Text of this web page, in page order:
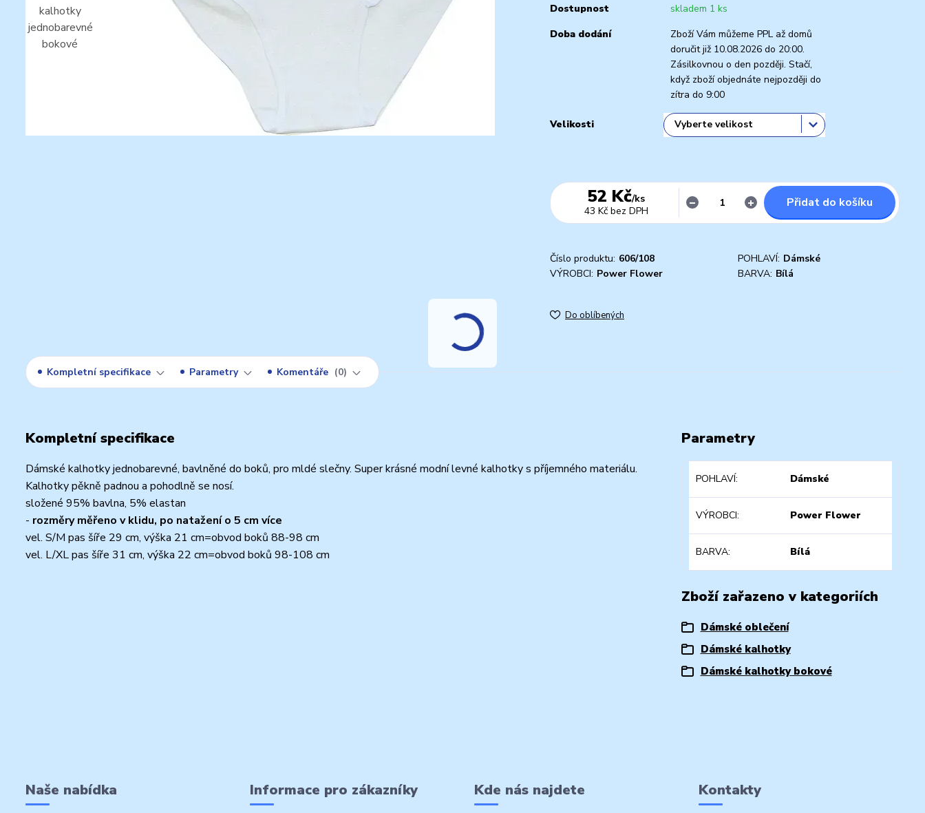
Dostupnost
skladem 1 ks
Doba dodání
Zboží Vám můžeme PPL až domů
doručit již 10.08.2026 do 20:00.
Zásilkovnou o den později. Stačí,
když zboží objednáte nejpozději do
zítra do 9:00
Velikosti
52 Kč/ks
43 Kč bez DPH
Přidat do košíku
Číslo produktu: 606/108 POHLAVÍ: Dámské
VÝROBCI: Power Flower BARVA: Bílá
Do oblíbených
Kompletní specifikace Parametry Komentáře 0
Kompletní specifikace
Dámské kalhotky jednobarevné, bavlněné do boků, pro mldé slečny. Super krásné modní levné kalhotky s příjemného materiálu.
Kalhotky pěkně padnou a pohodlně se nosí.
složené 95% bavlna, 5% elastan
- rozměry měřeno v klidu, po natažení o 5 cm více
vel. S/M pas šíře 29 cm, výška 21 cm=obvod boků 88-98 cm
vel. L/XL pas šíře 31 cm, výška 22 cm=obvod boků 98-108 cm
Parametry
POHLAVÍ Dámské
VÝROBCI Power Flower
BARVA Bílá
Zboží zařazeno v kategoriích
Dámské oblečení
Dámské kalhotky
Dámské kalhotky bokové
Naše nabídka Informace pro zákazníky Kde nás najdete Kontakty